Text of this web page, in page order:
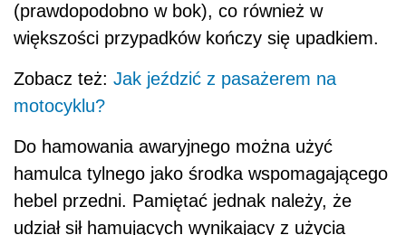
(prawdopodobno w bok), co również w
większości przypadków kończy się upadkiem.
Zobacz też: Jak jeździć z pasażerem na
motocyklu?
Do hamowania awaryjnego można użyć
hamulca tylnego jako środka wspomagającego
hebel przedni. Pamiętać jednak należy, że
udział sił hamujących wynikający z użycia